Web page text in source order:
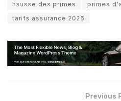
hausse des primes
primes
tarifs assurance 2026
Previous